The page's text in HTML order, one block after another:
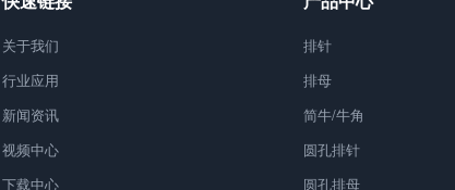
关于我们
行业应用
新闻资讯
视频中心
下载中心
排针
排母
简牛/牛角
圆孔排针
圆孔排母